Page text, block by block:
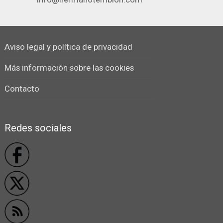
Aviso legal y política de privacidad
Más información sobre las cookies
Contacto
Redes sociales